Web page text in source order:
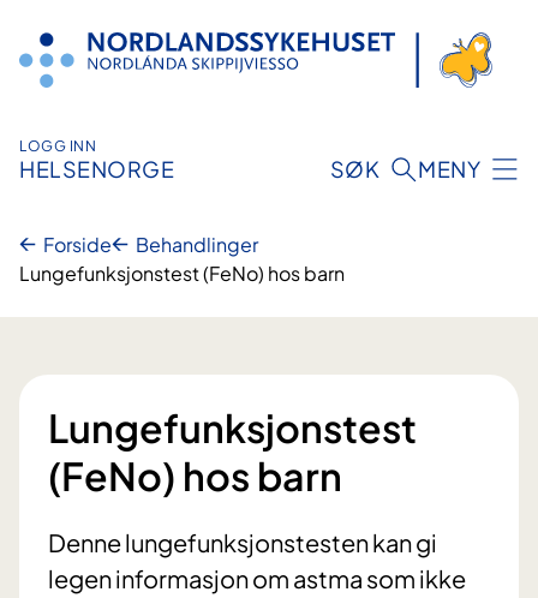
innhold
LOGG INN
HELSENORGE SØK MENY
Forside
Behandlinger
Lungefunksjonstest (FeNo) hos barn
Lungefunksjonstest
(FeNo) hos barn
Denne lungefunksjonstesten kan gi
legen informasjon om astma som ikke